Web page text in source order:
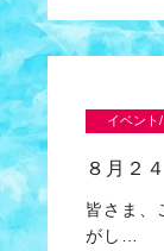
イベント
８月２
皆さま、
がし…